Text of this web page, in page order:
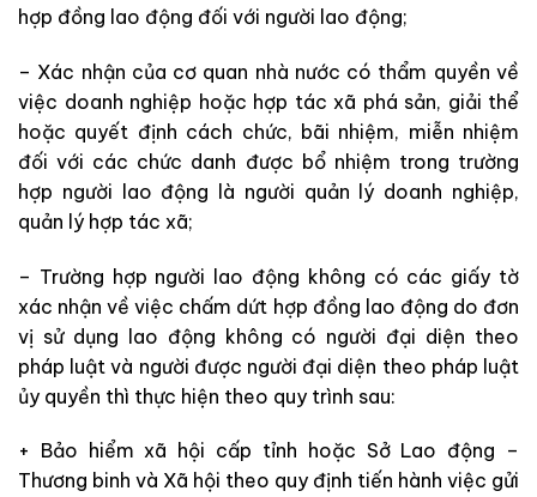
hợp đồng lao động đối với người lao động;
– Xác nhận của cơ quan nhà nước có thẩm quyền về
việc doanh nghiệp hoặc hợp tác xã phá sản, giải thể
hoặc quyết định cách chức, bãi nhiệm, miễn nhiệm
đối với các chức danh được bổ nhiệm trong trường
hợp người lao động là người quản lý doanh nghiệp,
quản lý hợp tác xã;
– Trường hợp người lao động không có các giấy tờ
xác nhận về việc chấm dứt hợp đồng lao động do đơn
vị sử dụng lao động không có người đại diện theo
pháp luật và người được người đại diện theo pháp luật
ủy quyền thì thực hiện theo quy trình sau:
+ Bảo hiểm xã hội cấp tỉnh hoặc Sở Lao động –
Thương binh và Xã hội theo quy định tiến hành việc gửi